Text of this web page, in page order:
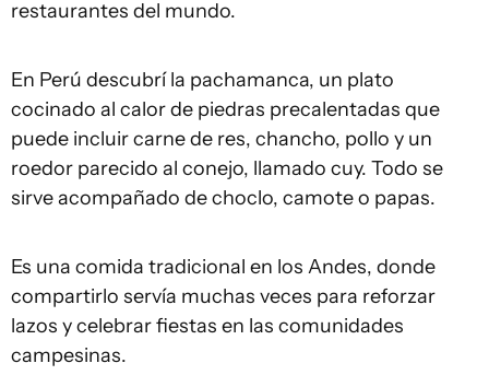
restaurantes del mundo.
En Perú descubrí la pachamanca, un plato
cocinado al calor de piedras precalentadas que
puede incluir carne de res, chancho, pollo y un
roedor parecido al conejo, llamado cuy. Todo se
sirve acompañado de choclo, camote o papas.
Es una comida tradicional en los Andes, donde
compartirlo servía muchas veces para reforzar
lazos y celebrar fiestas en las comunidades
campesinas.